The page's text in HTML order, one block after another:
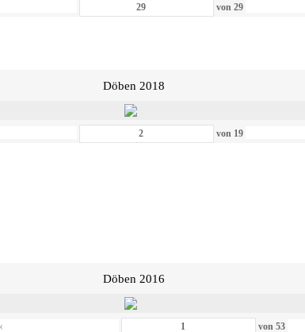
von29
Döben 2018
von 19
Döben 2016
‹ von53